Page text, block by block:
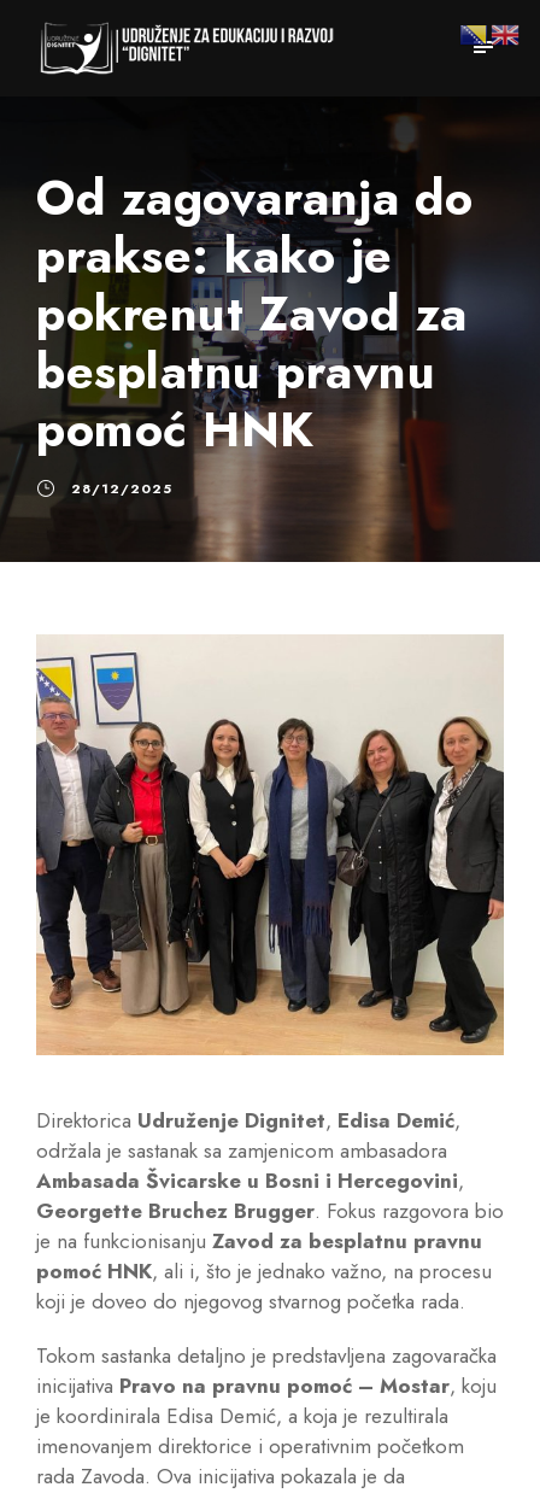
Od zagovaranja do
prakse: kako je
pokrenut Zavod za
besplatnu pravnu
pomoć HNK
28/12/2025
Direktorica Udruženje Dignitet, Edisa Demić,
održala je sastanak sa zamjenicom ambasadora
Ambasada Švicarske u Bosni i Hercegovini,
Georgette Bruchez Brugger. Fokus razgovora bio
je na funkcionisanju Zavod za besplatnu pravnu
pomoć HNK, ali i, što je jednako važno, na procesu
koji je doveo do njegovog stvarnog početka rada.
Tokom sastanka detaljno je predstavljena zagovaračka
inicijativa Pravo na pravnu pomoć – Mostar, koju
je koordinirala Edisa Demić, a koja je rezultirala
imenovanjem direktorice i operativnim početkom
rada Zavoda. Ova inicijativa pokazala je da